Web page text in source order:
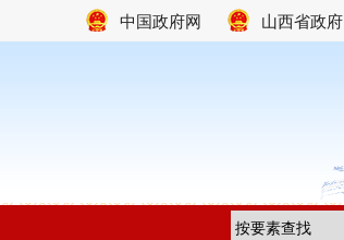
中国政府网 山西省政府